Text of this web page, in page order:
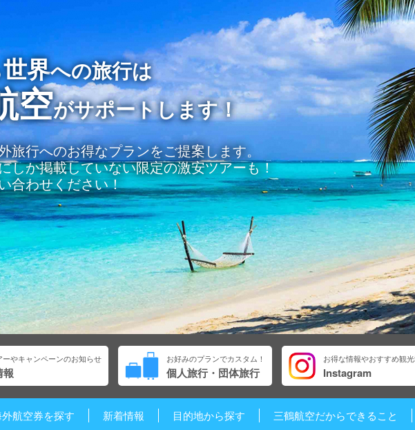
世界への旅行は
空がサポートします！
旅行へのお得なプランをご提案します。
しか掲載していない限定の激安ツアーも！
合わせください！
ーやキャンペーンのお知らせ
報
お好みのプランでカスタム！
個人旅行・団体旅行
お得な情報やおすすめ観
Instagram
航空券を探す 新着情報 目的地から探す 三鶴航空だからできること